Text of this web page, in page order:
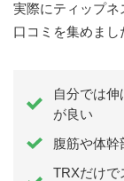
実際にティップ
口コミを集めまし
自分では
が良い
腹筋や体幹
TRXだけで